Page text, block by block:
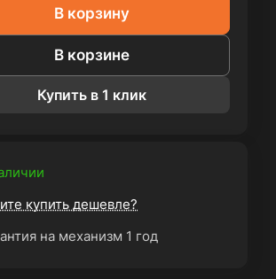
В корзину
В корзине
Купить в 1 клик
купить дешевле?
на механизм 1 год